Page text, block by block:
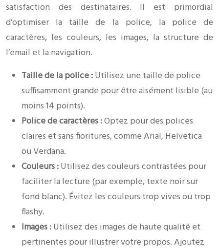
satisfaction des destinataires. Il est primordial
d’optimiser la taille de la police, la police de
caractères, les couleurs, les images, la structure de
l’email et la navigation.
Taille de la police :Utilisez une taille de police
suffisamment grande pour être aisément lisible (au
moins 14 points).
Police de caractères :Optez pour des polices
claires et sans fioritures, comme Arial, Helvetica
ou Verdana.
Couleurs :Utilisez des couleurs contrastées pour
faciliter la lecture (par exemple, texte noir sur
fond blanc). Évitez les couleurs trop vives ou trop
flashy.
Images :Utilisez des images de haute qualité et
pertinentes pour illustrer votre propos. Ajoutez